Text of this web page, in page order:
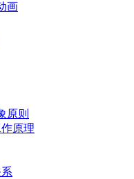
画
原则
原理